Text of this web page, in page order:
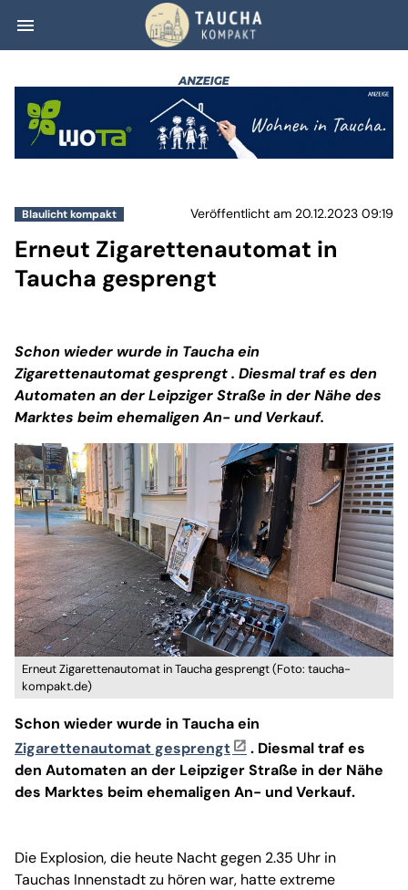
menu Erneut
Blaulicht kompakt Veröffentlicht am 20.12.2023 09:19
Erneut Zigarettenautomat in
Taucha gesprengt
Schon wieder wurde in Taucha ein
Zigarettenautomat gesprengt. Diesmal traf es den
Automaten an der Leipziger Straße in der Nähe des
Marktes beim ehemaligen An- und Verkauf.
Erneut Zigarettenautomat in Taucha gesprengt (Foto: taucha-
kompakt.de)
Schon wieder wurde in Taucha ein
Zigarettenautomat gesprengt
. Diesmal traf es
den Automaten an der Leipziger Straße in der Nähe
des Marktes beim ehemaligen An- und Verkauf.
Die Explosion, die heute Nacht gegen 2.35 Uhr in
Tauchas Innenstadt zu hören war, hatte extreme